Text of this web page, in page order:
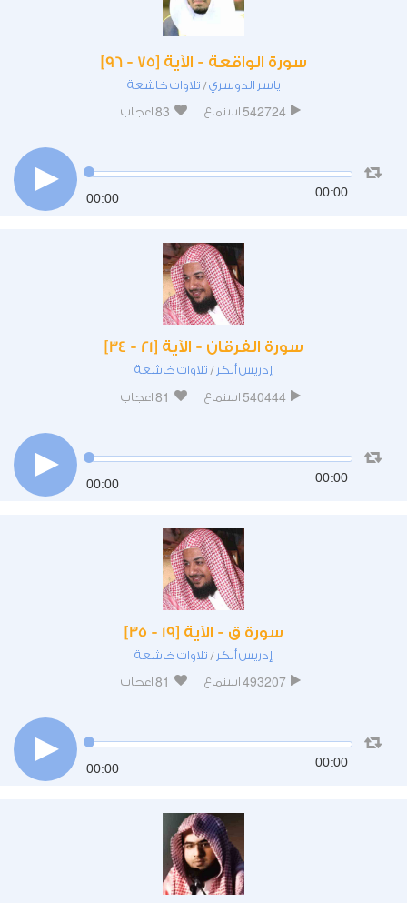
سورة الواقعة - الآية [75 - 96]
ياسر الدوسري/ تلاوات خاشعة
542724 استماع 83 اعجاب
00:00 00:00
سورة الفرقان - الآية [21 - 34]
إدريس أبكر / تلاوات خاشعة
540444 استماع 81 اعجاب
00:00 00:00
سورة ق - الآية [19 - 35]
إدريس أبكر / تلاوات خاشعة
493207 استماع 81 اعجاب
00:00 00:00